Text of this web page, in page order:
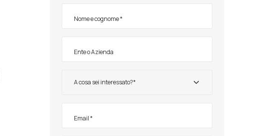
A cosa sei interessato?*